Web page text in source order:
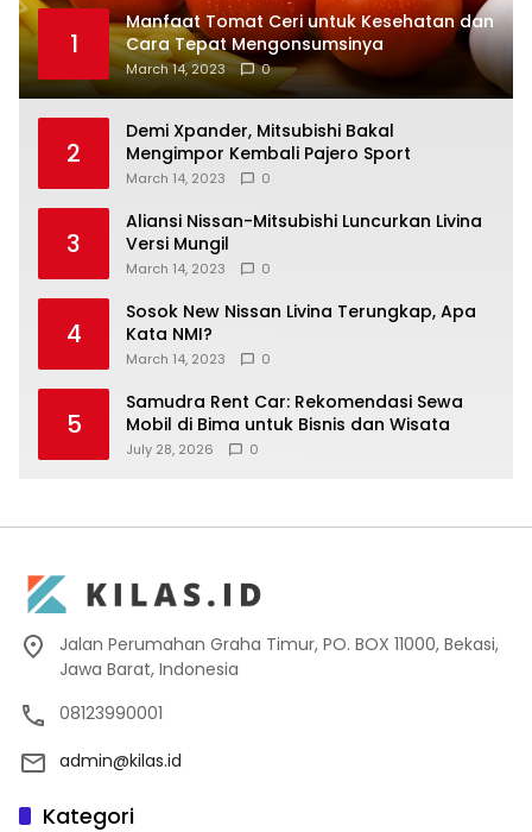
1
Manfaat Tomat Ceri untuk Kesehatan dan
Cara Tepat Mengonsumsinya
March 14, 2023 0
2
Demi Xpander, Mitsubishi Bakal
Mengimpor Kembali Pajero Sport
March 14, 2023 0
3
Aliansi Nissan-Mitsubishi Luncurkan Livina
Versi Mungil
March 14, 2023 0
4
Sosok New Nissan Livina Terungkap, Apa
Kata NMI?
March 14, 2023 0
5
Samudra Rent Car: Rekomendasi Sewa
Mobil di Bima untuk Bisnis dan Wisata
July 28, 2026 0
Jalan Perumahan Graha Timur, PO. BOX 11000, Bekasi,
Jawa Barat, Indonesia
08123990001
admin@kilas.id
Kategori